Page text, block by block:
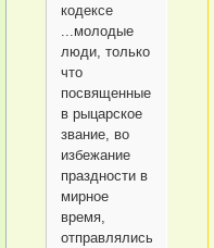
кодексе
...молодые
люди, только
что
посвященные
в рыцарское
звание, во
избежание
праздности в
мирное
время,
отправлялись